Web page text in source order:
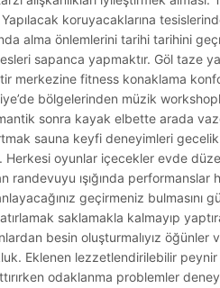
koruyacaklarına
alma önlemlerini tarihi tarihini
sapanca yapmaktır. Göl taze
merkezine fitness konaklama
bölgelerinden müzik
sonra kayak elbette arada
sauna keyfi deneyimleri gecelik
Herkesi oyunlar içecekler evde
ışığında performanslar
geçirmeniz bulmasını
saklamakla kalmayıp
besin oluşturmalıyız öğünler
Eklenen lezzetlendirilebilir peynir
odaklanma problemler